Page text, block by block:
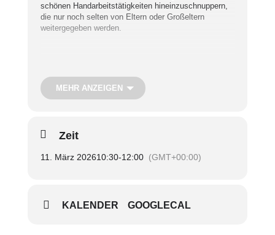
schönen Handarbeitstätigkeiten hineinzuschnuppern,
die nur noch selten von Eltern oder Großeltern
weitergegeben werden.
und Stricken beibringt.
März
Uhrzeit:10.30 – 12.00 Uhr
Treffpunkt:SieNa
Kostenfrei; über eine kleine
MEHR ANZEIGEN
Zeit
11. März 202610:30-12:00 (GMT+00:00)
KALENDER GOOGLECAL